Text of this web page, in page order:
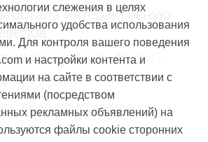
интерактивную
карта #ArcGIS
#География
#Веб-приложение
слежения в целях
удобства использования
Для контроля вашего поведения
и настройки контента и
на сайте в соответствии с
(посредством
рекламных объявлений) на
файлы cookie сторонних